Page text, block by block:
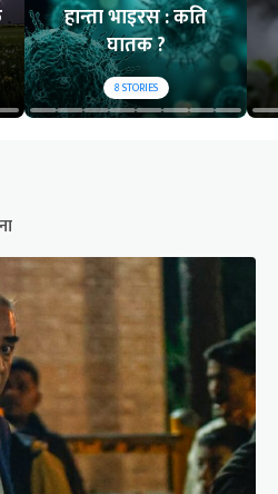
हान्ता भाइरस : कति
घातक ?
8STORIES